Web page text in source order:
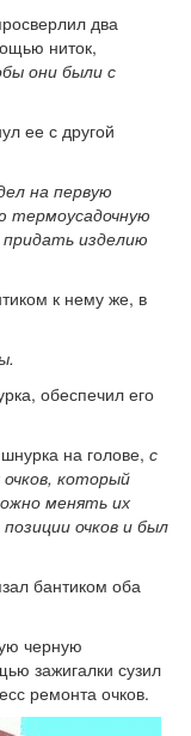
два
ниток,
они были с
ее с другой
на первую
термоусадочную
изделию
к нему же, в
обеспечил его
на голове, с
который
менять их
очков и был
бантиком оба
черную
зажигалки сузил
ремонта очков.